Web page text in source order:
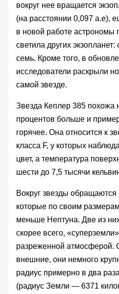
вокруг нее вращается
(на расстоянии 0,097 а.е),
в новой работе астрономы
светила других экзопланет:
семь. Кроме того, в
исследователи раскрыли
самой звезде.
Звезда Кеплер 385 похожа
процентов больше и
горячее. Она относится к
класса F, у которых
цвет, а температура
шести до 7,5 тысячи
Вокруг звезды обращаются
которые по своим
меньше Нептуна. Две из
скорее всего,
разреженной атмосферой.
внешние, они немного
радиус примерно в два
(радиус Земли — 6371